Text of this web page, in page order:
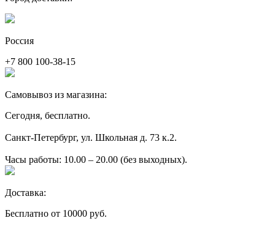
Россия
+7 800 100-38-15
Самовывоз из магазина:
Сегодня, бесплатно.
Санкт-Петербург, ул. Школьная д. 73 к.2.
Часы работы: 10.00 – 20.00 (без выходных).
Доставка:
Бесплатно от 10000 руб.